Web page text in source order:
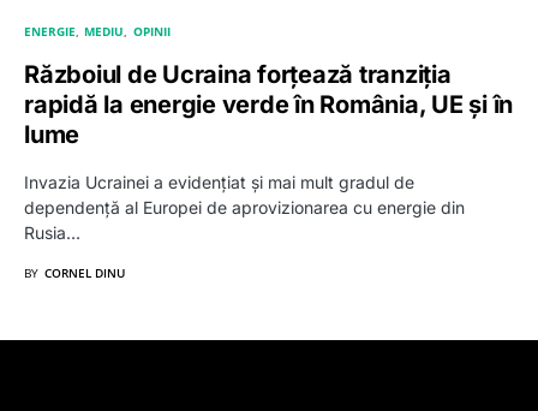
ENERGIE MEDIU OPINII
Războiul de Ucraina forțează tranziția
rapidă la energie verde în România, UE și în
lume
Invazia Ucrainei a evidențiat și mai mult gradul de
dependență al Europei de aprovizionarea cu energie din
Rusia…
BY CORNEL DINU